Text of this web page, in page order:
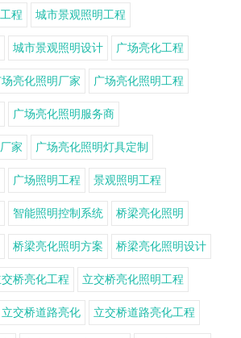
程 城市景观照明工程
城市景观照明设计 广场亮化工程
场亮化照明厂家 广场亮化照明工程
广场亮化照明服务商
家 广场亮化照明灯具定制
广场照明工程 景观照明工程
智能照明控制系统 桥梁亮化照明
桥梁亮化照明方案 桥梁亮化照明设计
桥亮化工程 立交桥亮化照明工程
立交桥道路亮化 立交桥道路亮化工程